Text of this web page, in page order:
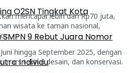
O2SN Tingkat Kota
9 Rebut Juara Nomor
Individu
mencapai lebih dari Rp70 juta,
wisata ke taman nasional,
hingga September 2025, dengan
arsitektur, desain, dan konservasi.